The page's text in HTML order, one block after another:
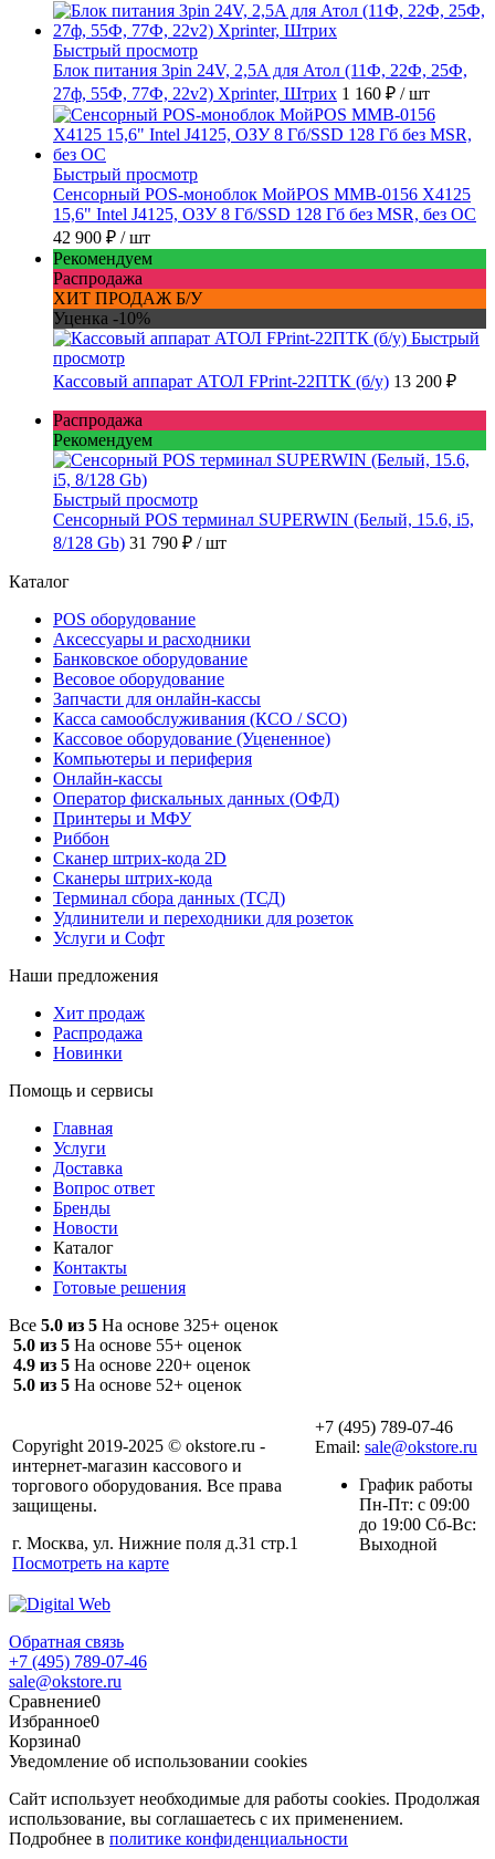
Быстрый просмотр
Блок питания 3pin 24V, 2,5A для Атол (11Ф, 22Ф, 25Ф,
27ф, 55Ф, 77Ф, 22v2) Xprinter, Штрих 1 160 ₽ / шт
Быстрый просмотр
Сенсорный POS-моноблок МойPOS MMB-0156 X4125
15,6" Intel J4125, ОЗУ 8 Гб/SSD 128 Гб без MSR, без ОС
42 900 ₽ / шт
Рекомендуем
Распродажа
ХИТ ПРОДАЖ Б/У
Уценка -10%
Быстрый
просмотр
Кассовый аппарат АТОЛ FPrint-22ПТК (б/у) 13 200 ₽
Распродажа
Рекомендуем
Быстрый просмотр
Сенсорный POS терминал SUPERWIN (Белый, 15.6, i5,
8/128 Gb) 31 790 ₽ / шт
Каталог
POS оборудование
Аксессуары и расходники
Банковское оборудование
Весовое оборудование
Запчасти для онлайн-кассы
Касса самообслуживания (КСО / SCO)
Кассовое оборудование (Уцененное)
Компьютеры и периферия
Онлайн-кассы
Оператор фискальных данных (ОФД)
Принтеры и МФУ
Риббон
Сканер штрих-кода 2D
Сканеры штрих-кода
Терминал сбора данных (ТСД)
Удлинители и переходники для розеток
Услуги и Софт
Наши предложения
Хит продаж
Распродажа
Новинки
Помощь и сервисы
Главная
Услуги
Доставка
Вопрос ответ
Бренды
Новости
Каталог
Контакты
Готовые решения
Все 5.0 из 5 На основе 325+ оценок
5.0 из 5 На основе 55+ оценок
4.9 из 5 На основе 220+ оценок
5.0 из 5 На основе 52+ оценок
Copyright 2019-2025 © okstore.ru -
интернет-магазин кассового и
торгового оборудования. Все права
защищены.
г. Москва, ул. Нижние поля д.31 стр.1
Посмотреть на карте
+7 (495) 789-07-46
Email: sale@okstore.ru
График работы
Пн-Пт: с 09:00
до 19:00 Сб-Вс:
Выходной
Обратная связь
+7 (495) 789-07-46
sale@okstore.ru
Сравнение0
Избранное0
Корзина0
Уведомление об использовании cookies
Сайт использует необходимые для работы cookies. Продолжая
использование, вы соглашаетесь с их применением.
Подробнее в политике конфиденциальности